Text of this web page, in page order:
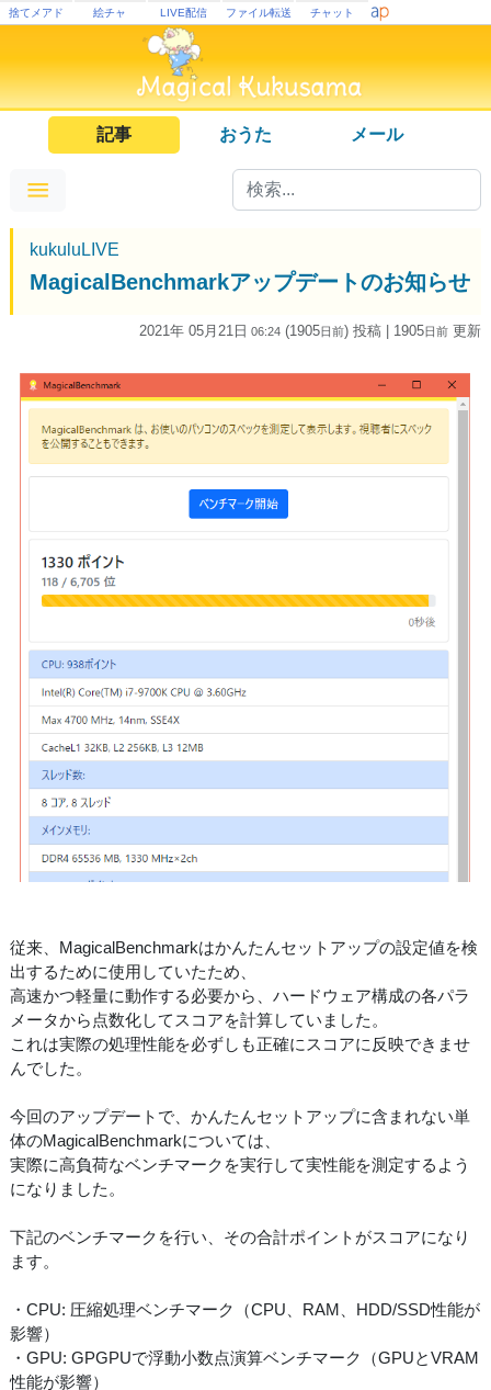
捨てメアド 絵チャ LIVE配信 ファイル転送 チャット
記事 おうた メール
kukuluLIVE
MagicalBenchmarkアップデートのお知らせ
2021年 05月21日 06:24 (1905日前) 投稿 | 1905日前 更新
従来、MagicalBenchmarkはかんたんセットアップの設定値を検
出するために使用していたため、
高速かつ軽量に動作する必要から、ハードウェア構成の各パラ
メータから点数化してスコアを計算していました。
これは実際の処理性能を必ずしも正確にスコアに反映できませ
んでした。
今回のアップデートで、かんたんセットアップに含まれない単
体のMagicalBenchmarkについては、
実際に高負荷なベンチマークを実行して実性能を測定するよう
になりました。
下記のベンチマークを行い、その合計ポイントがスコアになり
ます。
・CPU: 圧縮処理ベンチマーク（CPU、RAM、HDD/SSD性能が
影響）
・GPU: GPGPUで浮動小数点演算ベンチマーク（GPUとVRAM
性能が影響）